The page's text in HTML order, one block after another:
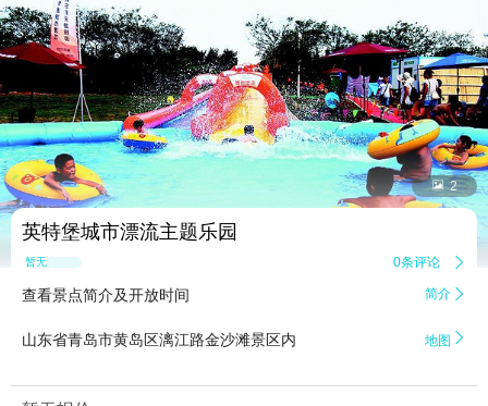
 2
英特堡城市漂流主题乐园
暂无点评 0条评论 
查看景点简介及开放时间 简介 
山东省青岛市黄岛区漓江路金沙滩景区内 地图 
